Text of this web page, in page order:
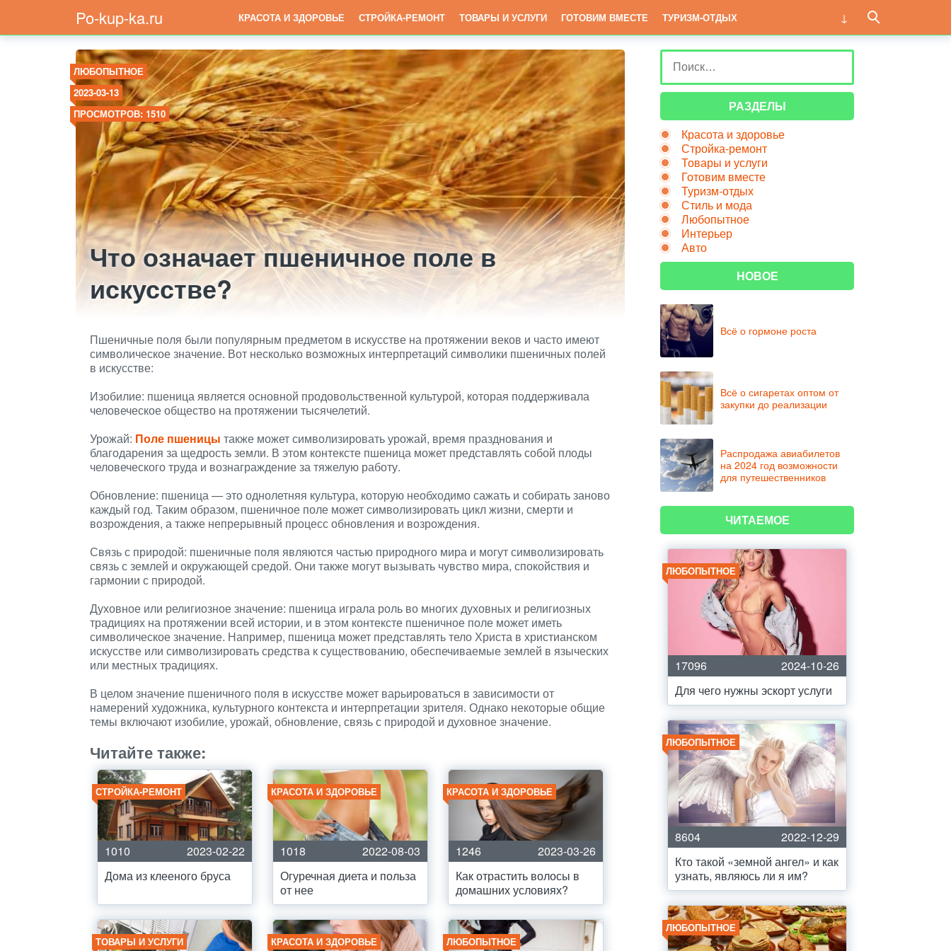
Po-kup-ka.ru КРАСОТА И ЗДОРОВЬЕ СТРОЙКА-РЕМОНТ ТОВАРЫ И УСЛУГИ ГОТОВИМ ВМЕСТЕ ТУРИЗМ-ОТДЫХ
ЛЮБОПЫТНОЕ
2023-03-13
ПРОСМОТРОВ: 1510
Что означает пшеничное поле в
искусстве?
Пшеничные поля были популярным предметом в искусстве на протяжении веков и часто имеют
символическое значение. Вот несколько возможных интерпретаций символики пшеничных полей
в искусстве:
Изобилие: пшеница является основной продовольственной культурой, которая поддерживала
человеческое общество на протяжении тысячелетий.
Урожай: Поле пшеницы также может символизировать урожай, время празднования и
благодарения за щедрость земли. В этом контексте пшеница может представлять собой плоды
человеческого труда и вознаграждение за тяжелую работу.
Обновление: пшеница — это однолетняя культура, которую необходимо сажать и собирать заново
каждый год. Таким образом, пшеничное поле может символизировать цикл жизни, смерти и
возрождения, а также непрерывный процесс обновления и возрождения.
Связь с природой: пшеничные поля являются частью природного мира и могут символизировать
связь с землей и окружающей средой. Они также могут вызывать чувство мира, спокойствия и
гармонии с природой.
Духовное или религиозное значение: пшеница играла роль во многих духовных и религиозных
традициях на протяжении всей истории, и в этом контексте пшеничное поле может иметь
символическое значение. Например, пшеница может представлять тело Христа в христианском
искусстве или символизировать средства к существованию, обеспечиваемые землей в языческих
или местных традициях.
В целом значение пшеничного поля в искусстве может варьироваться в зависимости от
намерений художника, культурного контекста и интерпретации зрителя. Однако некоторые общие
темы включают изобилие, урожай, обновление, связь с природой и духовное значение.
Читайте также:
СТРОЙКА-РЕМОНТ
1010
2023-02-22
Дома из клееного бруса
КРАСОТА И ЗДОРОВЬЕ
1018
2022-08-03
Огуречная диета и польза
от нее
КРАСОТА И ЗДОРОВЬЕ
1246
2023-03-26
Как отрастить волосы в
домашних условиях?
ТОВАРЫ И УСЛУГИ КРАСОТА И ЗДОРОВЬЕ ЛЮБОПЫТНОЕ
РАЗДЕЛЫ
Красота и здоровье
Стройка-ремонт
Товары и услуги
Готовим вместе
Туризм-отдых
Стиль и мода
Любопытное
Интерьер
Авто
НОВОЕ
Всё о гормоне роста
Всё о сигаретах оптом от
закупки до реализации
Распродажа авиабилетов
на 2024 год возможности
для путешественников
ЧИТАЕМОЕ
ЛЮБОПЫТНОЕ
17096
2024-10-26
Для чего нужны эскорт услуги
ЛЮБОПЫТНОЕ
8604
2022-12-29
Кто такой «земной ангел» и как
узнать, являюсь ли я им?
ЛЮБОПЫТНОЕ